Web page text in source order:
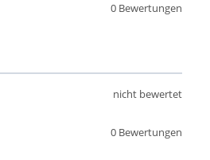
0 Bewertungen
0 Bewertungen
nicht bewertet